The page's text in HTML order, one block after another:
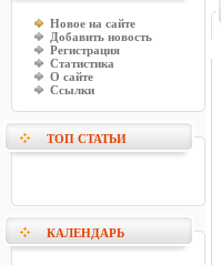
Новое на сайте
Добавить новость
Регистрация
Статистика
О сайте
Ссылки
ТОП СТАТЬИ
КАЛЕНДАРЬ